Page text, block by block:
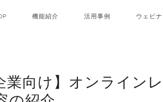
機能紹介 活用事例 ウェビ
業向け】オンライン